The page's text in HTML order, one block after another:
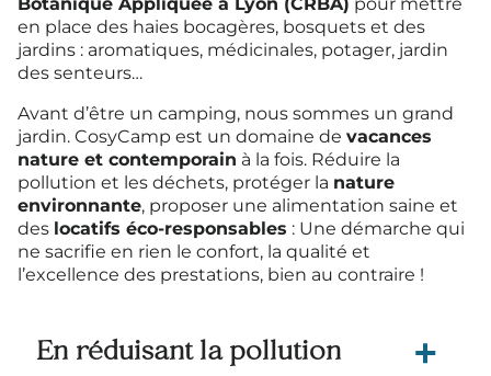
en place des haies bocagères, bosquets et des
jardins : aromatiques, médicinales, potager, jardin
des senteurs…
Avant d’être un camping, nous sommes un grand
jardin. CosyCamp est un domaine de vacances
nature et contemporain à la fois. Réduire la
pollution et les déchets, protéger la nature
environnante, proposer une alimentation saine et
des locatifs éco-responsables : Une démarche qui
ne sacrifie en rien le confort, la qualité et
l’excellence des prestations, bien au contraire !
En réduisant la pollution